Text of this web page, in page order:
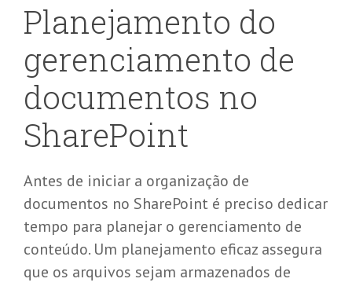
Planejamento do
gerenciamento de
documentos no
SharePoint
Antes de iniciar a organização de
documentos no SharePoint é preciso dedicar
tempo para planejar o gerenciamento de
conteúdo. Um planejamento eficaz assegura
que os arquivos sejam armazenados de